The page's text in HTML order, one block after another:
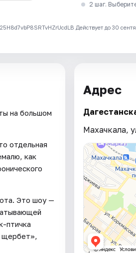
2 шаг.
Действует до 30
на большом
отдельная
как
Это шоу —
птичка
щербет»,
Адрес
Махачкала,